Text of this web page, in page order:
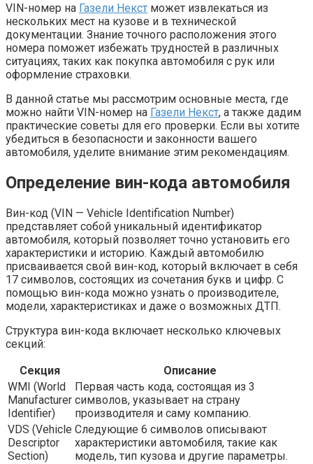
VIN-номер на Газели Некст может извлекаться из
нескольких мест на кузове и в технической
документации. Знание точного расположения этого
номера поможет избежать трудностей в различных
ситуациях, таких как покупка автомобиля с рук или
оформление страховки.
В данной статье мы рассмотрим основные места, где
можно найти VIN-номер на Газели Некст, а также дадим
практические советы для его проверки. Если вы хотите
убедиться в безопасности и законности вашего
автомобиля, уделите внимание этим рекомендациям.
Определение вин-кода автомобиля
Вин-код (VIN — Vehicle Identification Number)
представляет собой уникальный идентификатор
автомобиля, который позволяет точно установить его
характеристики и историю. Каждый автомобилю
присваивается свой вин-код, который включает в себя
17 символов, состоящих из сочетания букв и цифр. С
помощью вин-кода можно узнать о производителе,
модели, характеристиках и даже о возможных ДТП.
Структура вин-кода включает несколько ключевых
секций:
Секция
Описание
WMI (World
Manufacturer
Identifier)
Первая часть кода, состоящая из 3
символов, указывает на страну
производителя и саму компанию.
VDS (Vehicle
Descriptor
Section)
Следующие 6 символов описывают
характеристики автомобиля, такие как
модель, тип кузова и другие параметры.